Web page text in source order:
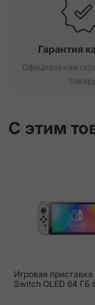
Гарантия
Официальная
С этим
Игровая
Switch OLED 64 ГБ